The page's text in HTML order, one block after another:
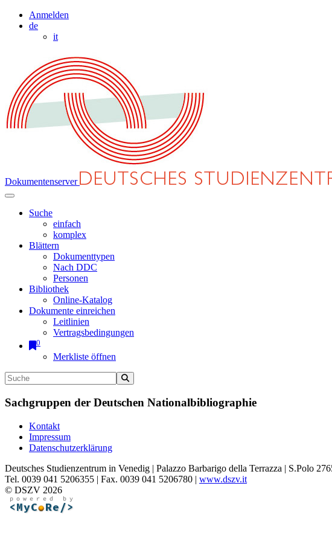
Anmelden
de
it
Dokumentenserver
Suche
einfach
komplex
Blättern
Dokumenttypen
Nach DDC
Personen
Bibliothek
Online-Katalog
Dokumente einreichen
Leitlinien
Vertragsbedingungen
0
Merkliste öffnen
Sachgruppen der Deutschen Nationalbibliographie
Kontakt
Impressum
Datenschutzerklärung
Deutsches Studienzentrum in Venedig | Palazzo Barbarigo della Terrazza | S.Polo
Tel. 0039 041 5206355 | Fax. 0039 041 5206780 | www.dszv.it
© DSZV 2026